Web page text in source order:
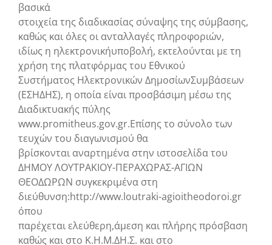
βασικά
στοιχεία της διαδικασίας σύναψης της σύμβασης,
καθώς και όλες οι ανταλλαγές πληροφοριών,
ιδίως η ηλεκτρονικήυποβολή, εκτελούνται με τη
χρήση της πλατφόρμας του Εθνικού
Συστήματος Ηλεκτρονικών ΔημοσίωνΣυμβάσεων
(ΕΣΗΔΗΣ), η οποία είναι προσβάσιμη μέσω της
Διαδικτυακής πύλης
www.promitheus.gov.gr.Επίσης το σύνολο των
τευχών του διαγωνισμού θα
βρίσκονται αναρτημένα στην ιστοσελίδα του
ΔΗΜΟΥ ΛΟΥΤΡΑΚΙΟΥ-ΠΕΡΑΧΩΡΑΣ-ΑΓΙΩΝ
ΘΕΟΔΩΡΩΝ συγκεκριμένα στη
διεύθυνση:http://www.loutraki-agioitheodoroi.gr
όπου
παρέχεται ελεύθερη,άμεση και πλήρης πρόσβαση
καθώς και στο Κ.Η.Μ.ΔΗ.Σ. και στο